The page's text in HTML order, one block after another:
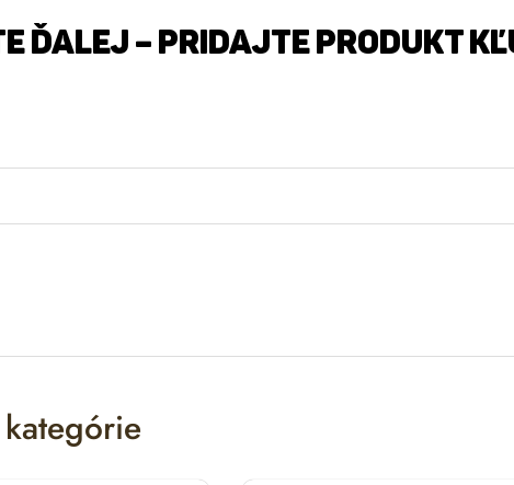
ĎALEJ – PRIDAJTE produkt